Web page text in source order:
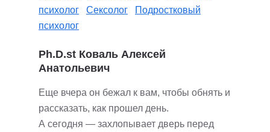
психолог
Сексолог
Подростковый
психолог
Ph.D.st Коваль Алексей
Анатольевич
Еще вчера он бежал к вам, чтобы обнять и
рассказать, как прошел день.
А сегодня — захлопывает дверь перед